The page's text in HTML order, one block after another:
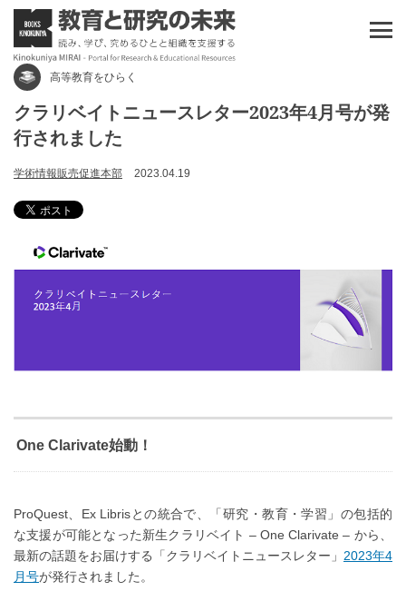
高等教育をひらく
クラリベイトニュースレター2023年4月号が発
行されました
学術情報販売促進本部 2023.04.19
One Clarivate始動！
ProQuest、Ex Librisとの統合で、「研究・教育・学習」の包括的
な支援が可能となった新生クラリベイト – One Clarivate – から、
最新の話題をお届けする「クラリベイトニュースレター」 2023年4
月号が発行されました。